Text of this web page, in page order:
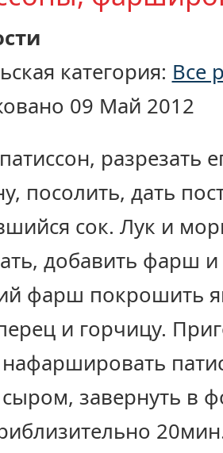
категория: Все
09 Май 2012
разрезать
посолить, дать
сок. Лук и
добавить фарш
фарш покрошить
и горчицу.
завернуть в